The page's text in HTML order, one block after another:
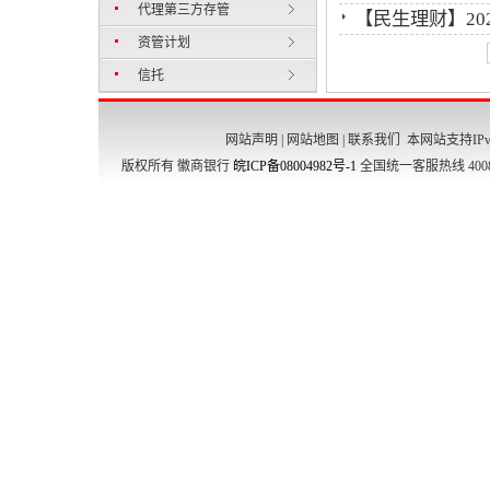
代理第三方存管
资管计划
信托
【民生理财】
网站声明 网站地图 联系我们
本网站支持
版权所有 徽商银行 皖ICP备08004982号-1 全国统一客服热线